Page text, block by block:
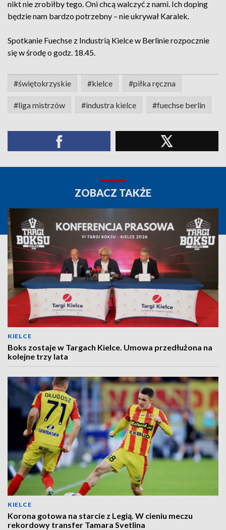
nikt nie zrobiłby tego. Oni chcą walczyć z nami. Ich doping
będzie nam bardzo potrzebny – nie ukrywał Karalek.
Spotkanie Fuechse z Industrią Kielce w Berlinie rozpocznie
się w środę o godz. 18.45.
#świętokrzyskie #kielce #piłka ręczna
#liga mistrzów #industra kielce #fuechse berlin
ZOBACZ TAKŻE
KIELCE
Boks zostaje w Targach Kielce. Umowa przedłużona na
kolejne trzy lata
KIELCE
Korona gotowa na starcie z Legią. W cieniu meczu
rekordowy transfer Tamara Svetlina